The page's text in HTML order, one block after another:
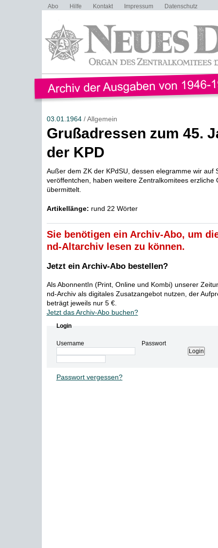
Abo Hilfe Kontakt Impressum Datenschutz
03.01.1964/ Allgemein
Grußadressen zum 45.
der KPD
Außer dem ZK der KPdSU, dessen elegramme wir auf
veröffentchen, haben weitere Zentralkomitees erzliche
übermittelt.
Artikellänge: rund 22 Wörter
Sie benötigen ein Archiv-Abo, um
nd-Altarchiv lesen zu können.
Jetzt ein Archiv-Abo bestellen?
Als AbonnentIn (Print, Online und Kombi) unserer
nd-Archiv als digitales Zusatzangebot nutzen, der
beträgt jeweils nur 5 €.
Jetzt das Archiv-Abo buchen?
Login
Username Passwort
Passwort vergessen?